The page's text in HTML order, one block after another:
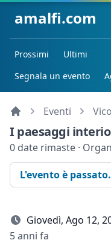
amalfi.com
Prossimi
Ultimi
Segnala un evento
Eventi
I paesaggi
0 date rimaste ·
L'evento è
Giovedì, Ago 12,
5 anni fa